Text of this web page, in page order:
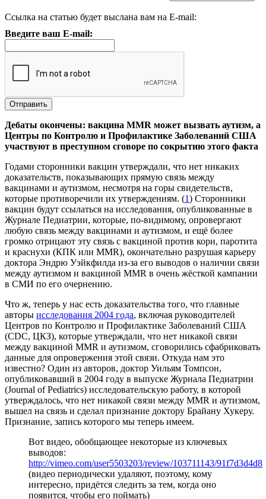
Ссылка на статью будет выслана вам на E-mail:
Введите ваш E-mail:
Дебаты окончены: вакцина MMR может вызвать аутизм, а
Центры по Контролю и Профилактике Заболеваний США
участвуют в преступном сговоре по сокрытию этого факта
Годами сторонники вакцин утверждали, что нет никаких
доказательств, показывающих прямую связь между
вакцинами и аутизмом, несмотря на горы свидетельств,
которые противоречили их утверждениям. (1) Сторонники
вакцин будут ссылаться на исследования, опубликованные в
Журнале Педиатрии, которые, по-видимому, опровергают
любую связь между вакцинами и аутизмом, и ещё более
громко отрицают эту связь с вакциной против кори, паротита
и краснухи (КПК или MMR), окончательно разрушая карьеру
доктора Эндрю Уэйкфилда из-за его выводов о наличии связи
между аутизмом и вакциной MMR в очень жёсткой кампании
в СМИ по его очернению.
Что ж, теперь у нас есть доказательства того, что главные
авторы исследования 2004 года, включая руководителей
Центров по Контролю и Профилактике Заболеваний США
(CDC, ЦКЗ), которые утверждали, что нет никакой связи
между вакциной MMR и аутизмом, сговорились сфабриковать
данные для опровержения этой связи. Откуда нам это
известно? Один из авторов, доктор Уильям Томпсон,
опубликовавший в 2004 году в выпуске Журнала Педиатрии
(Journal of Pediatrics) исследовательскую работу, в которой
утверждалось, что нет никакой связи между MMR и аутизмом,
вышел на связь и сделал признание доктору Брайану Хукеру.
Признание, запись которого мы теперь имеем.
Вот видео, обобщающее некоторые из ключевых
выводов:
http://vimeo.com/user5503203/review/103711143/91f7d3d4d8
(видео периодически удаляют, поэтому, кому
интересно, придётся следить за тем, когда оно
появится, чтобы его поймать)